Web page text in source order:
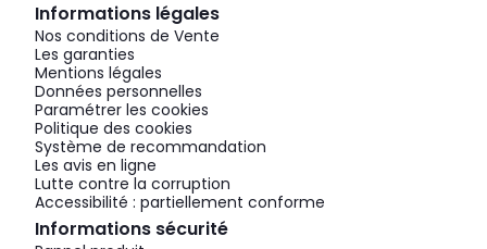
Informations légales
Nos conditions de Vente
Les garanties
Mentions légales
Données personnelles
Paramétrer les cookies
Politique des cookies
Système de recommandation
Les avis en ligne
Lutte contre la corruption
Accessibilité : partiellement conforme
Informations sécurité